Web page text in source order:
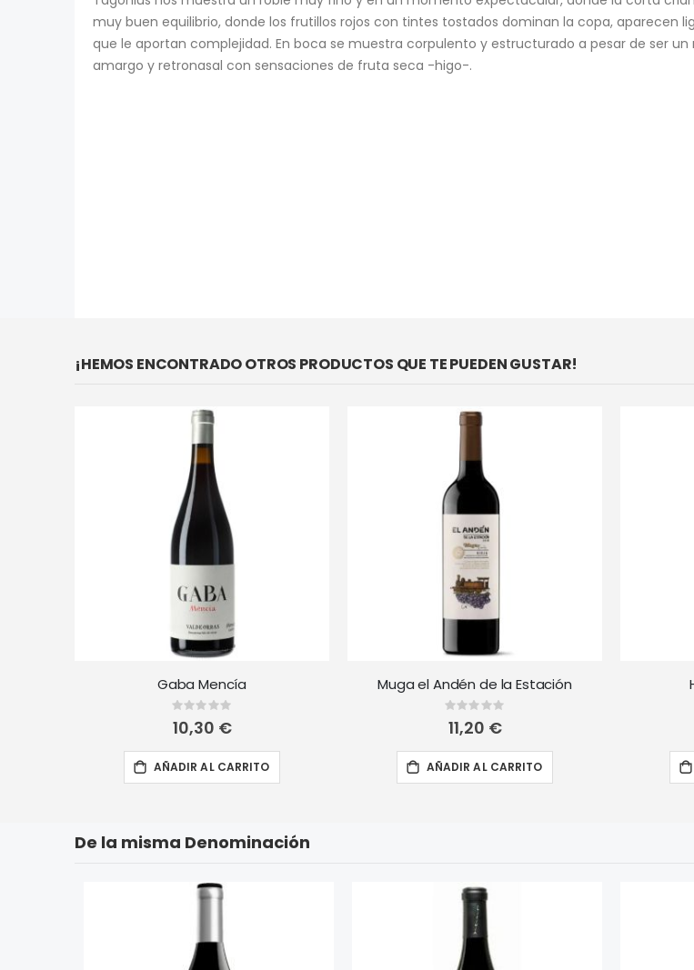
imágenes
muy buen equilibrio, donde los frutillos rojos con tintes tostados dominan la copa, aparecen
que le aportan complejidad. En boca se muestra corpulento y estructurado a pesar de ser
amargo y retronasal con sensaciones de fruta seca -higo-.
¡HEMOS ENCONTRADO OTROS PRODUCTOS QUE TE PUEDEN GUSTAR!
Gaba Mencía
Rating:
0%
10,30 €
AÑADIR AL CARRITO
Muga el Andén de la Estación
Rating:
0%
11,20 €
AÑADIR AL CARRITO
De la misma Denominación